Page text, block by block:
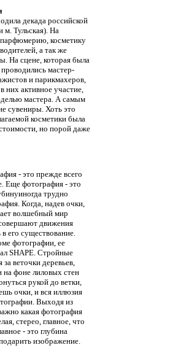
декада российской
м. Тульская). На
косметику
а так же
На сцене, которая была
мастер-
и парикмахеров,
них активное участие,
мастера. А самым
сувениры. Хоть это
косметики была
но порой даже
- это прежде всего
Еще фотография - это
трудно
Когда, надев очки,
волшебный мир
движения
его существование.
фотографии, ее
SHAPE. Стройные
веточки деревьев,
на фоне лиловых стен
рукой до ветки,
очки, и вся иллюзия
Выходя из
какая фотография
стерео, главное, что
- это глубина
изображение.